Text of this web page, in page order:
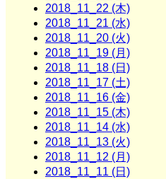
2018_11_22 (木)
2018_11_21 (水)
2018_11_20 (火)
2018_11_19 (月)
2018_11_18 (日)
2018_11_17 (土)
2018_11_16 (金)
2018_11_15 (木)
2018_11_14 (水)
2018_11_13 (火)
2018_11_12 (月)
2018_11_11 (日)